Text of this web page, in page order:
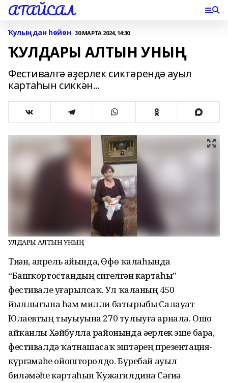
АТАЙСАЛ
Ҡулыңдан һөйөн 30 МАРТА 2024, 14:30
ҠУЛДАРЫ АЛТЫН УНЫҢ
Фестивалгә әҙерлек сиктәрендә ауыл
картаһын сиккән...
ҠУЛДАРЫ АЛТЫН УНЫҢ
Тиҙҙән, апрель айында, Өфө ҡалаһында
“Башҡортостандың сигелгән картаһы”
фестивале уҙғарылсаҡ. Ул ҡаланың 450
йыллығына һәм милли батырыбыҙ Салауат
Юлаевтың тыуыуына 270 тулыуға арнала. Ошо
айҡанлы Хәйбулла районында әҙерлек эше бара,
фестивалдә ҡатнашасаҡ эштәрҙең презентация-
күргәҙмәһе ойошторолдо. Бүребай ауыл
биләмәһе картаһын Ҡужагилдина Сәғиҙә